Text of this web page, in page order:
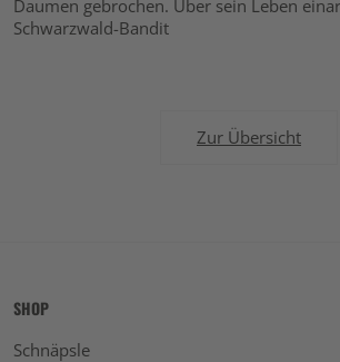
Daumen gebrochen. Über sein Leben
Schwarzwald-Bandit
Zur Übersicht
SHOP
Schnäpsle